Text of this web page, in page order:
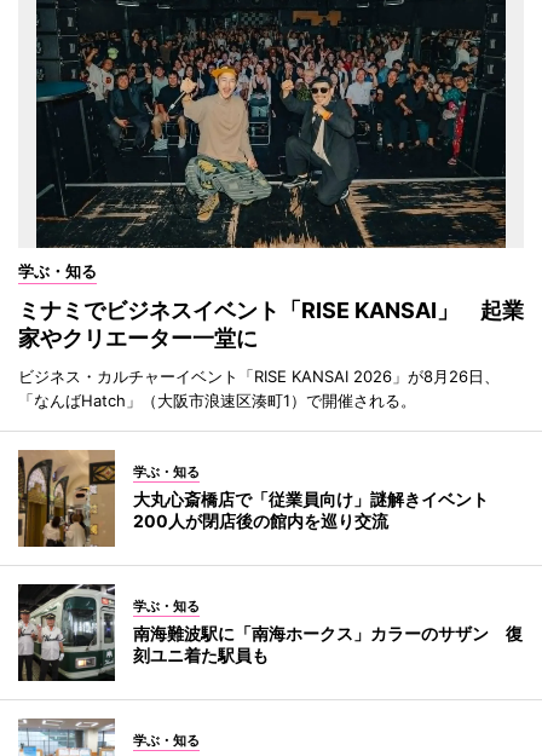
学ぶ・知る
ミナミでビジネスイベント「RISE KANSAI」 起業
家やクリエーター一堂に
ビジネス・カルチャーイベント「RISE KANSAI 2026」が8月26日、
「なんばHatch」（大阪市浪速区湊町1）で開催される。
学ぶ・知る
大丸心斎橋店で「従業員向け」謎解きイベント
200人が閉店後の館内を巡り交流
学ぶ・知る
南海難波駅に「南海ホークス」カラーのサザン 復
刻ユニ着た駅員も
学ぶ・知る